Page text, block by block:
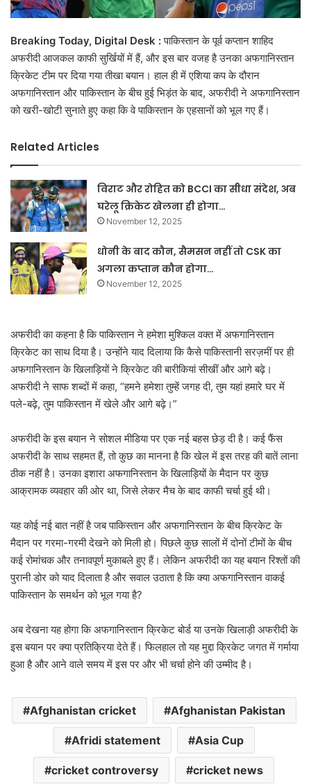
Breaking Today, Digital Desk :पाकिस्तान के पूर्व कप्तान शाहिद
अफरीदी आजकल काफी सुर्खियों में हैं, और इस बार वजह है उनका अफगानिस्तान
क्रिकेट टीम पर दिया गया तीखा बयान। हाल ही में एशिया कप के दौरान
अफगानिस्तान और पाकिस्तान के बीच हुई भिड़ंत के बाद, अफरीदी ने अफगानिस्तान
को खरी-खोटी सुनाते हुए कहा कि वे पाकिस्तान के एहसानों को भूल गए हैं।
Related Articles
विराट और रोहित को BCCI का सीधा संदेश, अब
घरेलू क्रिकेट खेलना ही होगा…
November 12, 2025
धोनी के बाद कौन, सैमसन नहीं तो CSK का
अगला कप्तान कौन होगा…
November 12, 2025
अफरीदी का कहना है कि पाकिस्तान ने हमेशा मुश्किल वक्त में अफगानिस्तान
क्रिकेट का साथ दिया है। उन्होंने याद दिलाया कि कैसे पाकिस्तानी सरज़मीं पर ही
अफगानिस्तान के खिलाड़ियों ने क्रिकेट की बारीकियां सीखीं और आगे बढ़े।
अफरीदी ने साफ शब्दों में कहा, “हमने हमेशा तुम्हें जगह दी, तुम यहां हमारे घर में
पले-बढ़े, तुम पाकिस्तान में खेले और आगे बढ़े।”
अफरीदी के इस बयान ने सोशल मीडिया पर एक नई बहस छेड़ दी है। कई फैंस
अफरीदी के साथ सहमत हैं, तो कुछ का मानना है कि खेल में इस तरह की बातें लाना
ठीक नहीं है। उनका इशारा अफगानिस्तान के खिलाड़ियों के मैदान पर कुछ
आक्रामक व्यवहार की ओर था, जिसे लेकर मैच के बाद काफी चर्चा हुई थी।
यह कोई नई बात नहीं है जब पाकिस्तान और अफगानिस्तान के बीच क्रिकेट के
मैदान पर गरमा-गरमी देखने को मिली हो। पिछले कुछ सालों में दोनों टीमों के बीच
कई रोमांचक और तनावपूर्ण मुकाबले हुए हैं। लेकिन अफरीदी का यह बयान रिश्तों की
पुरानी डोर को याद दिलाता है और सवाल उठाता है कि क्या अफगानिस्तान वाकई
पाकिस्तान के समर्थन को भूल गया है?
अब देखना यह होगा कि अफगानिस्तान क्रिकेट बोर्ड या उनके खिलाड़ी अफरीदी के
इस बयान पर क्या प्रतिक्रिया देते हैं। फिलहाल तो यह मुद्दा क्रिकेट जगत में गर्माया
हुआ है और आने वाले समय में इस पर और भी चर्चा होने की उम्मीद है।
Afghanistan cricket Afghanistan Pakistan
Afridi statement Asia Cup
cricket controversy cricket news